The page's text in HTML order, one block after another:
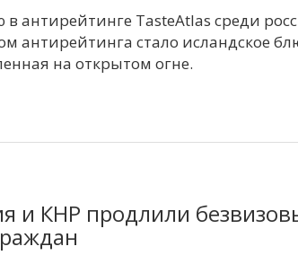
TasteAtlas среди
антирейтинга стало исландское
на открытом огне.
и КНР продлили